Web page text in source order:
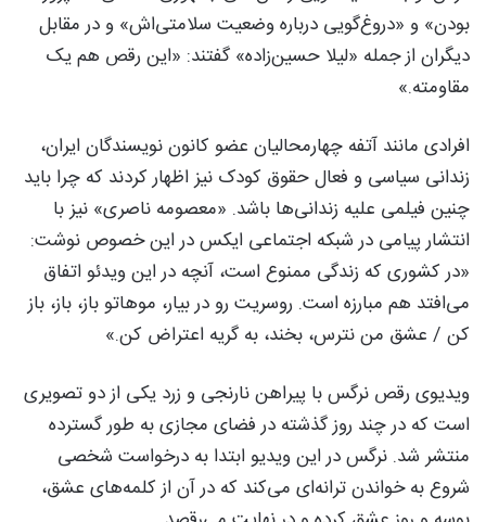
بودن» و «دروغ‌گویی درباره وضعیت سلامتی‌اش» و در مقابل
دیگران از جمله «لیلا حسین‌زاده» گفتند: «این رقص هم یک
مقاومته.»
افرادی مانند آتفه چهارمحالیان عضو کانون نویسندگان ایران،
زندانی سیاسی و فعال حقوق کودک نیز اظهار کردند که چرا باید
چنین فیلمی علیه زندانی‌ها باشد. «معصومه ناصری» نیز با
انتشار پیامی در شبکه اجتماعی ایکس در این خصوص نوشت:
«در کشوری که زندگی ممنوع است، آنچه در این ویدئو اتفاق
می‌افتد هم مبارزه است. روسریت رو در بیار، موهاتو باز، باز، باز
کن / عشق من نترس، بخند، به گریه اعتراض کن.»
ویدیوی رقص نرگس با پیراهن نارنجی و زرد یکی از دو تصویری
است که در چند روز گذشته در فضای مجازی به طور گسترده
منتشر شد. نرگس در این ویدیو ابتدا به درخواست شخصی
شروع به خواندن ترانه‌ای می‌کند که در آن از کلمه‌های عشق،